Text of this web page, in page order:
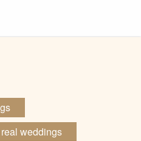
real weddings